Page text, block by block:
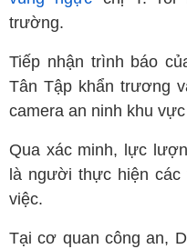
trường.
Tiếp nhận trình báo
Tân Tập khẩn trương
camera an ninh khu
Qua xác minh, lực
là người thực hiện
việc.
Tại cơ quan công an,